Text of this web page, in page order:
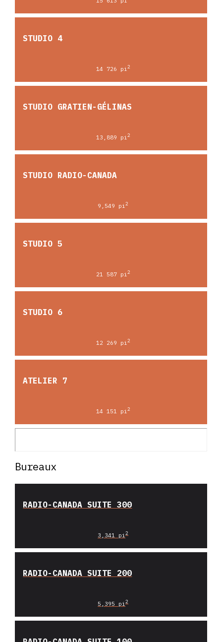
STUDIO 4
14 726 pi 2
STUDIO GRATIEN-GÉLINAS
13,889 pi 2
STUDIO RADIO-CANADA
9,549 pi2
STUDIO 5
21 587 pi 2
STUDIO 6
12 269 pi 2
ATELIER 7
14 151 pi 2
Bureaux
RADIO-CANADA SUITE 300
3,341 pi2
RADIO-CANADA SUITE 200
5,395 pi2